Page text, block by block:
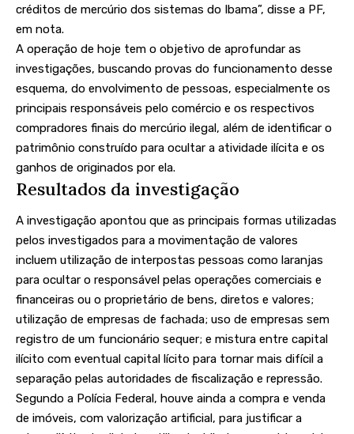
créditos de mercúrio dos sistemas do Ibama”, disse a PF,
em nota.
A operação de hoje tem o objetivo de aprofundar as
investigações, buscando provas do funcionamento desse
esquema, do envolvimento de pessoas, especialmente os
principais responsáveis pelo comércio e os respectivos
compradores finais do mercúrio ilegal, além de identificar o
patrimônio construído para ocultar a atividade ilícita e os
ganhos de originados por ela.
Resultados da investigação
A investigação apontou que as principais formas utilizadas
pelos investigados para a movimentação de valores
incluem utilização de interpostas pessoas como laranjas
para ocultar o responsável pelas operações comerciais e
financeiras ou o proprietário de bens, diretos e valores;
utilização de empresas de fachada; uso de empresas sem
registro de um funcionário sequer; e mistura entre capital
ilícito com eventual capital lícito para tornar mais difícil a
separação pelas autoridades de fiscalização e repressão.
Segundo a Polícia Federal, houve ainda a compra e venda
de imóveis, com valorização artificial, para justificar a